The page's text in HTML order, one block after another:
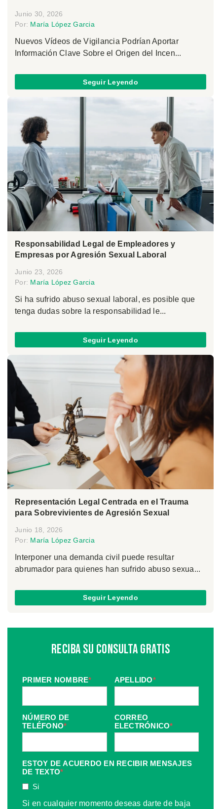
Junio 30, 2026
Por: María López Garcia
Nuevos Vídeos de Vigilancia Podrían Aportar
Información Clave Sobre el Origen del Incen...
Seguir Leyendo
Responsabilidad Legal de Empleadores y
Empresas por Agresión Sexual Laboral
Junio 23, 2026
Por: María López Garcia
Si ha sufrido abuso sexual laboral, es posible que
tenga dudas sobre la responsabilidad le...
Seguir Leyendo
Representación Legal Centrada en el Trauma
para Sobrevivientes de Agresión Sexual
Junio 18, 2026
Por: María López Garcia
Interponer una demanda civil puede resultar
abrumador para quienes han sufrido abuso sexua...
Seguir Leyendo
Reciba Su Consulta Gratis
PRIMER NOMBRE* APELLIDO*
NÚMERO DE
TELÉFONO*
CORREO
ELECTRÓNICO*
ESTOY DE ACUERDO EN RECIBIR MENSAJES
DE TEXTO*
Si
Si en cualquier momento deseas darte de baja